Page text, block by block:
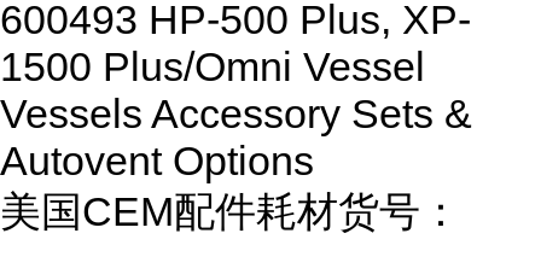
600493 HP-500 Plus, XP-
1500 Plus/Omni Vessel
Vessels Accessory Sets &
Autovent Options
美国CEM配件耗材货号：